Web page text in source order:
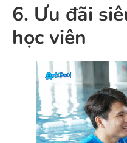
6. Ưu đãi
học viên